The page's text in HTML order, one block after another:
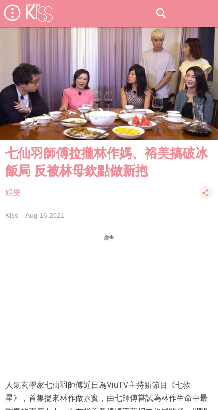
七仙羽師傅拉攏林作媽、裕美搞破冰
飯局 反被林母欽點做新抱
娛樂
Kiss Aug 16 2021
廣告
人氣玄學家七仙羽師傅近日為ViuTV主持新節目《七救
星》，首集搵來林作做嘉賓，由七師傅嘗試為林作生命中最